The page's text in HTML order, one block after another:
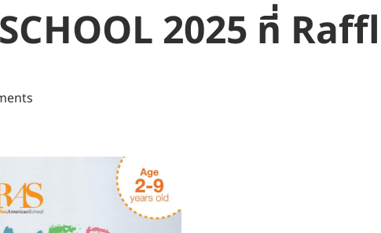
2025 ที่